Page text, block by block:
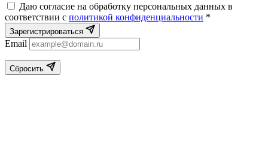
Даю согласие на обработку персональных данных в
соответствии с политикой конфиденциальности *
Зарегистрироваться
Email
Сбросить